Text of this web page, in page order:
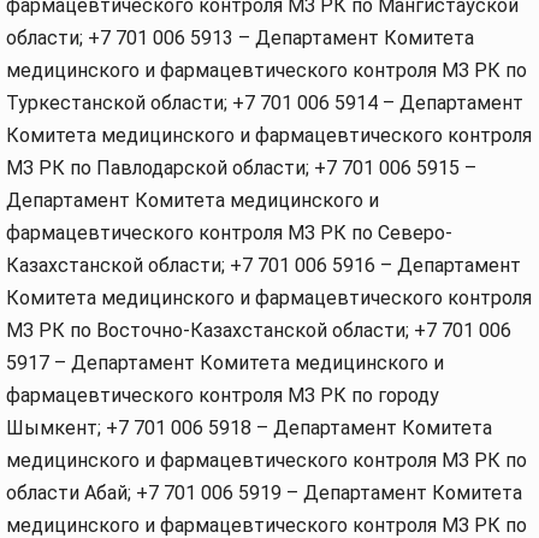
фармацевтического контроля МЗ РК по Мангистауской
области; +7 701 006 5913 – Департамент Комитета
медицинского и фармацевтического контроля МЗ РК по
Туркестанской области; +7 701 006 5914 – Департамент
Комитета медицинского и фармацевтического контроля
МЗ РК по Павлодарской области; +7 701 006 5915 –
Департамент Комитета медицинского и
фармацевтического контроля МЗ РК по Северо-
Казахстанской области; +7 701 006 5916 – Департамент
Комитета медицинского и фармацевтического контроля
МЗ РК по Восточно-Казахстанской области; +7 701 006
5917 – Департамент Комитета медицинского и
фармацевтического контроля МЗ РК по городу
Шымкент; +7 701 006 5918 – Департамент Комитета
медицинского и фармацевтического контроля МЗ РК по
области Абай; +7 701 006 5919 – Департамент Комитета
медицинского и фармацевтического контроля МЗ РК по